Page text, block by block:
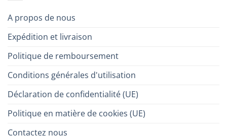
A propos de nous
Expédition et livraison
Politique de remboursement
Conditions générales d'utilisation
Déclaration de confidentialité (UE)
Politique en matière de cookies (UE)
Contactez nous